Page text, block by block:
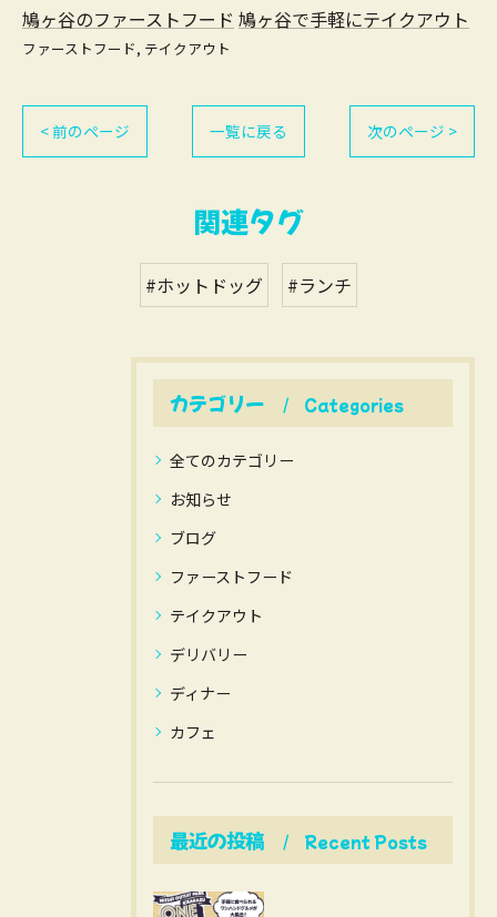
鳩ヶ谷のファーストフード 鳩ヶ谷で手軽にテイクアウト
ファーストフード テイクアウト
< 前のページ 一覧に戻る 次のページ >
関連タグ
#ホットドッグ #ランチ
カテゴリー Categories
全てのカテゴリー
お知らせ
ブログ
ファーストフード
テイクアウト
デリバリー
ディナー
カフェ
最近の投稿 Recent Posts